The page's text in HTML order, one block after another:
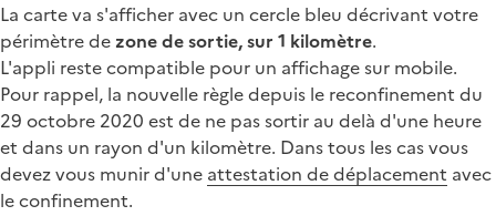
La carte va s'afficher avec un cercle bleu décrivant votre
périmètre de zone de sortie, sur 1 kilomètre.
L'appli reste compatible pour un affichage sur mobile.
Pour rappel, la nouvelle règle depuis le reconfinement du
29 octobre 2020 est de ne pas sortir au delà d'une heure
et dans un rayon d'un kilomètre. Dans tous les cas vous
devez vous munir d'une attestation de déplacement avec
le confinement.